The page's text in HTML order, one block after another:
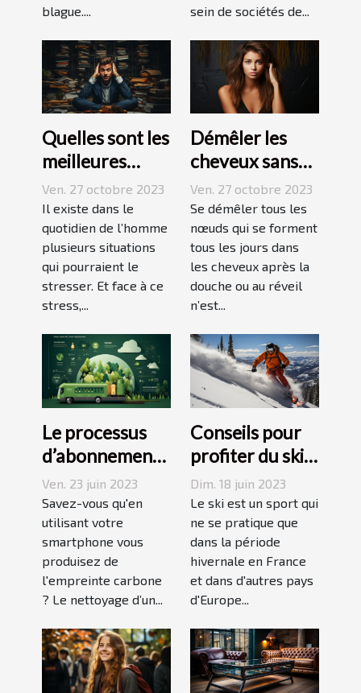
blague....
sein de sociétés de...
Quelles sont les
meilleures
techniques
pour vaincre le
stress ?
Ven. 27 octobre 2023
Il existe dans le
quotidien de l’homme
plusieurs situations
qui pourraient le
stresser. Et face à ce
stress,...
Démêler les
cheveux sans
difficulté et
sans douleur :
comment s’y
prendre ?
Ven. 27 octobre 2023
Se démêler tous les
nœuds qui se forment
tous les jours dans
les cheveux après la
douche ou au réveil
n’est...
Le processus
d’abonnement
et de réduction
de votre
empreinte
carbone avec
un forfait
mobile
Ven. 23 juin 2023
Savez-vous qu'en
utilisant votre
smartphone vous
produisez de
l'empreinte carbone
? Le nettoyage d’un...
Conseils pour
profiter du ski
en juin, juillet,
août ou
septembre
Dim. 18 juin 2023
Le ski est un sport qui
ne se pratique que
dans la période
hivernale en France
et dans d'autres pays
d'Europe...